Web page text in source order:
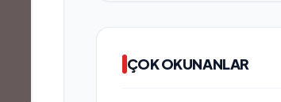
ÇOK OKUNANLAR